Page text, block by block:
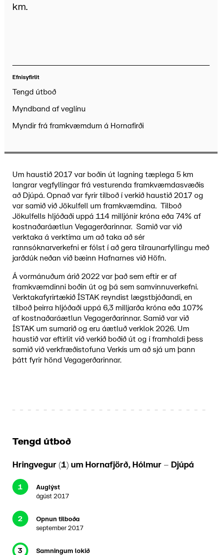
km.
Efnisyfirlit
Tengd útboð
Myndband af veglínu
Myndir frá framkvæmdum á Hornafirði
Um haustið 2017 var boðin út lagning tæplega 5 km
langrar vegfyllingar frá vesturenda framkvæmdasvæðis
að Djúpá. Opnað var fyrir tilboð í verkið haustið 2017 og
var samið við Jökulfell um framkvæmdina. Tilboð
Jökulfells hljóðaði uppá 114 milljónir króna eða 74% af
kostnaðaráætlun Vegagerðarinnar. Samið var við
verktaka á verktíma um að taka að sér
rannsóknarverkefni er fólst í að gera tilraunarfyllingu með
jarðdúk neðan við bæinn Hafnarnes við Höfn.
Á vormánuðum árið 2022 var það sem eftir er af
framkvæmdinni boðin út og þá sem samvinnuverkefni.
Verktakafyrirtækið ÍSTAK reyndist lægstbjóðandi, en
tilboð þeirra hljóðaði uppá 6,3 milljarða króna eða 107%
af kostnaðaráætlun Vegagerðarinnar. Samið var við
ÍSTAK um sumarið og eru áætluð verklok 2026. Um
haustið var eftirlit við verkið boðið út og í framhaldi þess
samið við verkfræðistofuna Verkís um að sjá um þann
þátt fyrir hönd Vegagerðarinnar.
Tengd útboð
Hringvegur (1) um Hornafjörð, Hólmur – Djúpá
1
Auglýst
ágúst 2017
2
Opnun tilboða
september 2017
3 Samningum lokið